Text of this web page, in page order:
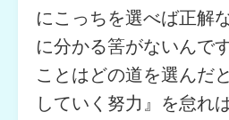
にこっちを選べば正解
に分かる筈がないんで
ことはどの道を選んだ
していく努力』を怠れ